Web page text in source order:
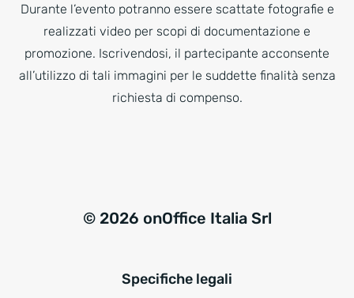
Durante l’evento potranno essere scattate fotografie e
realizzati video per scopi di documentazione e
promozione. Iscrivendosi, il partecipante acconsente
all’utilizzo di tali immagini per le suddette finalità senza
richiesta di compenso.
© 2026 onOffice Italia Srl
Specifiche legali